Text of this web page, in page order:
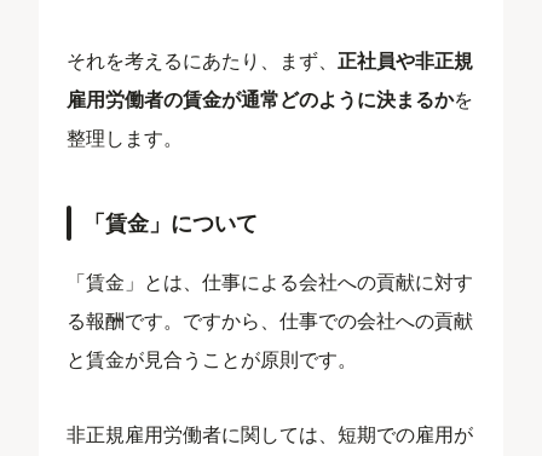
それを考えるにあたり、まず、正社員や非正規
雇用労働者の賃金が通常どのように決まるかを
整理します。
「賃金」について
「賃金」とは、仕事による会社への貢献に対す
る報酬です。ですから、仕事での会社への貢献
と賃金が見合うことが原則です。
非正規雇用労働者に関しては、短期での雇用が